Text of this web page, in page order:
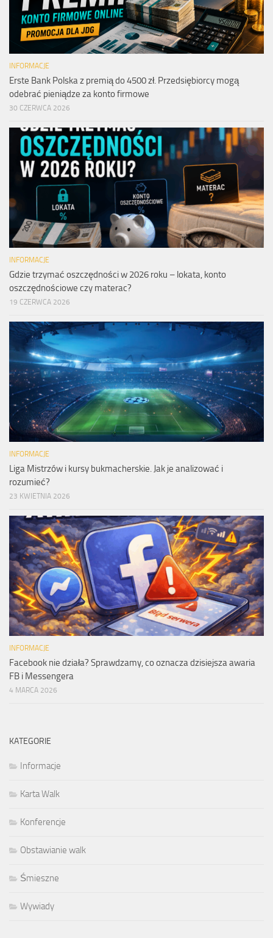
INFORMACJE
Erste Bank Polska z premią do 4500 zł. Przedsiębiorcy mogą
odebrać pieniądze za konto firmowe
30 CZERWCA 2026
INFORMACJE
Gdzie trzymać oszczędności w 2026 roku – lokata, konto
oszczędnościowe czy materac?
19 CZERWCA 2026
INFORMACJE
Liga Mistrzów i kursy bukmacherskie. Jak je analizować i
rozumieć?
23 KWIETNIA 2026
INFORMACJE
Facebook nie działa? Sprawdzamy, co oznacza dzisiejsza awaria
FB i Messengera
4 MARCA 2026
KATEGORIE
Informacje
Karta Walk
Konferencje
Obstawianie walk
Śmieszne
Wywiady